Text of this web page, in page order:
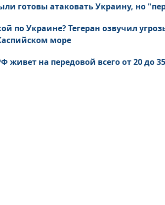
готовы атаковать Украину, но
по Украине? Тегеран озвучил
море
живет на передовой всего от 20 до